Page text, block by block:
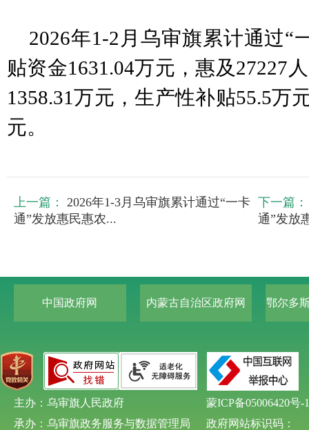
2026年1-2月乌审旗累计通过“
贴资金1631.04万元，惠及27227
1358.31万元，生产性补贴55.5万
元。
上一篇：
2026年1-3月乌审旗累计通过“一卡
通”发放惠民惠农...
下一篇：
通”发放
中国政府网 内蒙古自治区政府网 鄂尔多
主办：乌审旗人民政府
承办：乌审旗政务服务与数据管理局
蒙ICP备05006420号-1
政府网站标识码：